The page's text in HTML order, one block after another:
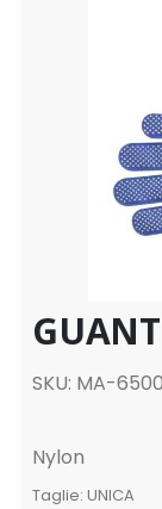
SKU: MA-6500
Nylon
Taglie: UNICA